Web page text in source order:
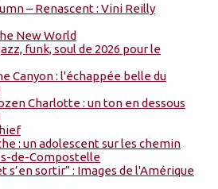
– Renascent : Vini Reilly
New World
funk, soul de 2026 pour le
Canyon : l'échappée belle du
Charlotte : un ton en dessous
: un adolescent sur les chemin
de-Compostelle
s’en sortir” : Images de l'Amérique